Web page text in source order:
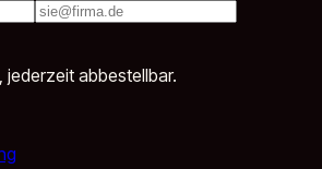
abbestellbar.